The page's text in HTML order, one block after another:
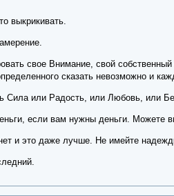
выкрикивать.
свое Внимание, свой
сказать невозможно и
Сила или Радость, или Любовь, или
если вам нужны деньги. Можете
нет и это даже лучше. Не имейте